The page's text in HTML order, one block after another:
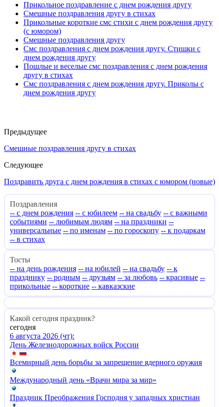
Прикольное поздравление с днем рождения другу
Смешные поздравления другу в стихах
Прикольные короткие смс стихи с днем рождения другу
(с юмором)
Смешные поздравления другу
Смс поздравления с днем рождения другу. Стишки с
днем рождения другу
Пошлые и веселые смс поздравления с днем рождения
другу в стихах
Смс поздравления с днем рождения другу. Приколы с
днем рождения другу
Предыдущее
Смешные поздравления другу в стихах
Следующее
Поздравить друга с днем рождения в стихах с юмором (новые)
Поздравления
-- с днем рождения -- с юбилеем -- на свадьбу -- с важными
событиями -- любимым людям -- на праздники --
универсальные -- по именам -- по гороскопу -- к подаркам
-- в стихах
Тосты
-- на день рождения -- на юбилей -- на свадьбу -- к
празднику -- родным -- друзьям -- за любовь -- красивые --
прикольные -- короткие -- кавказские
Какой сегодня праздник?
сегодня
6 августа 2026 (чт):
День Железнодорожных войск России
Всемирный день борьбы за запрещение ядерного оружия
Международный день «Врачи мира за мир»
Праздник Преображения Господня у западных христиан